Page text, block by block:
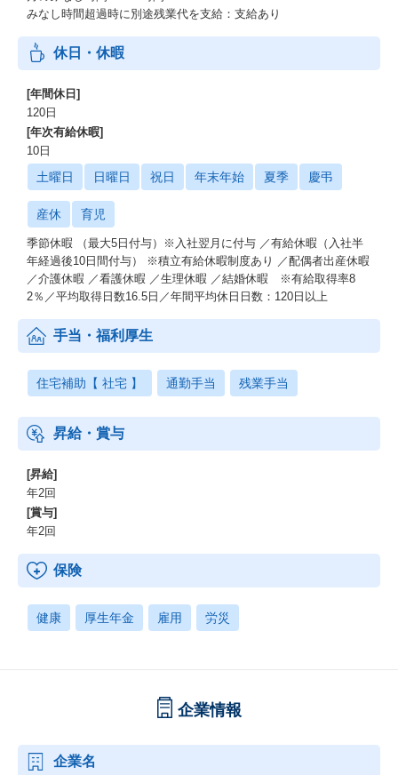
みなし時間超過時に別途残業代を支給：支給あり
休日・休暇
[年間休日]
120日
[年次有給休暇]
10日
土曜日 日曜日 祝日 年末年始 夏季 慶弔
産休 育児
季節休暇 （最大5日付与）※入社翌月に付与 ／有給休暇（入社半
年経過後10日間付与） ※積立有給休暇制度あり ／配偶者出産休暇
／介護休暇 ／看護休暇 ／生理休暇 ／結婚休暇 ※有給取得率8
2％／平均取得日数16.5日／年間平均休日日数：120日以上
手当・福利厚生
住宅補助【 社宅 】 通勤手当 残業手当
昇給・賞与
[昇給]
年2回
[賞与]
年2回
保険
健康 厚生年金 雇用 労災
企業情報
企業名